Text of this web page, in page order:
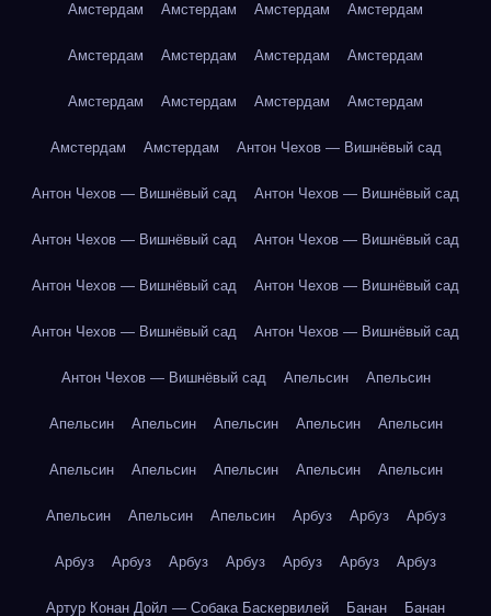
Амстердам Амстердам Амстердам Амстердам
Амстердам Амстердам Амстердам Амстердам
Амстердам Амстердам Амстердам Амстердам
Амстердам Амстердам Антон Чехов — Вишнёвый сад
Антон Чехов — Вишнёвый сад Антон Чехов — Вишнёвый сад
Антон Чехов — Вишнёвый сад Антон Чехов — Вишнёвый сад
Антон Чехов — Вишнёвый сад Антон Чехов — Вишнёвый сад
Антон Чехов — Вишнёвый сад Антон Чехов — Вишнёвый сад
Антон Чехов — Вишнёвый сад Апельсин Апельсин
Апельсин Апельсин Апельсин Апельсин Апельсин
Апельсин Апельсин Апельсин Апельсин Апельсин
Апельсин Апельсин Апельсин Арбуз Арбуз Арбуз
Арбуз Арбуз Арбуз Арбуз Арбуз Арбуз Арбуз
Артур Конан Дойл — Собака Баскервилей Банан Банан